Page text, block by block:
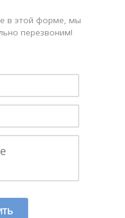
в этой форме, мы
перезвоним!